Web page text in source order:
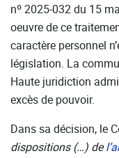
nº 2025-032 du 15
oeuvre de ce
caractère personnel
législation. La
Haute juridiction
excès de pouvoir.
Dans sa décision, le
dispositions (…) de